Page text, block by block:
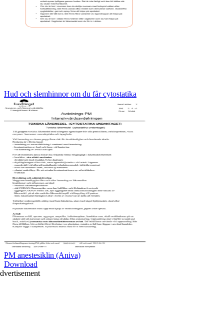
Hud och slemhinnor om du får cytostatika
PM anestesiklin (Aniva)
Download